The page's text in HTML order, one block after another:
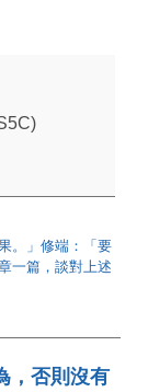
。」修端：「要
一篇，談對上述
，否則沒有